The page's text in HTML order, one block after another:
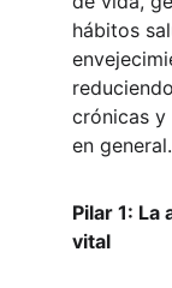
hábitos
crónicas y
en general.
Pilar 1:
vital